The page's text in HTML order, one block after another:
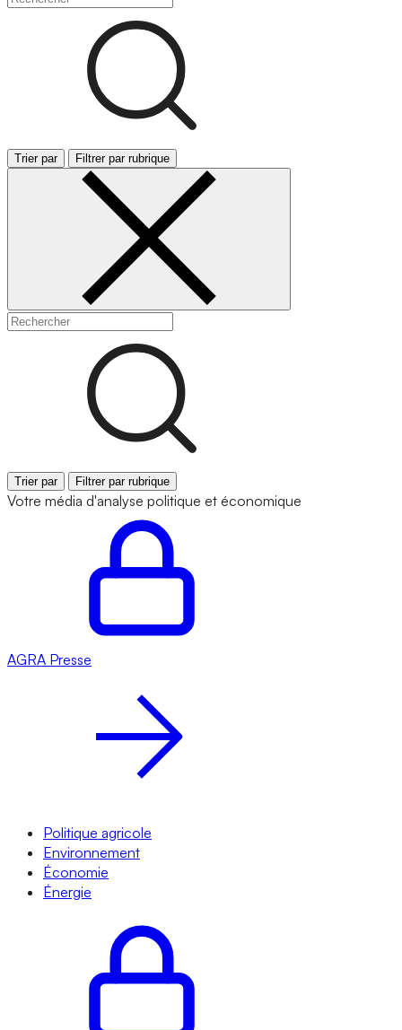
Trier par Filtrer par rubrique
Trier par Filtrer par rubrique
Votre média d'analyse politique et économique
AGRA Presse
Politique agricole
Environnement
Économie
Énergie